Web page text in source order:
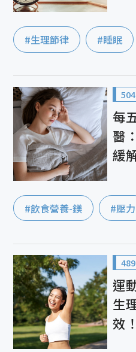
#生理節律 #睡眠
每
醫
緩
#飲食營養-鎂 #壓力
489
運
生
效！